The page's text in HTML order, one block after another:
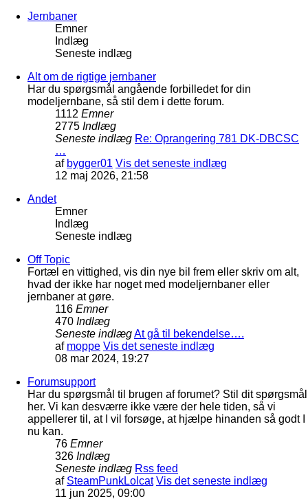
Jernbaner
Emner
Indlæg
Seneste indlæg
Alt om de rigtige jernbaner
Har du spørgsmål angående forbilledet for din
modeljernbane, så stil dem i dette forum.
1112 Emner
2775 Indlæg
Seneste indlæg Re: Oprangering 781 DK-DBCSC
…
af bygger01 Vis det seneste indlæg
12 maj 2026, 21:58
Andet
Emner
Indlæg
Seneste indlæg
Off Topic
Fortæl en vittighed, vis din nye bil frem eller skriv om alt,
hvad der ikke har noget med modeljernbaner eller
jernbaner at gøre.
116 Emner
470 Indlæg
Seneste indlægAt gå til bekendelse….
af moppe Vis det seneste indlæg
08 mar 2024, 19:27
Forumsupport
Har du spørgsmål til brugen af forumet? Stil dit spørgsmål
her. Vi kan desværre ikke være der hele tiden, så vi
appellerer til, at I vil forsøge, at hjælpe hinanden så godt I
nu kan.
76 Emner
326 Indlæg
Seneste indlæg Rss feed
af SteamPunkLolcat Vis det seneste indlæg
11 jun 2025, 09:00